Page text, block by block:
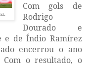
Com gols de
Rodrigo
Dourado e
e de Índio Ramírez
encerrou o ano
o resultado, o